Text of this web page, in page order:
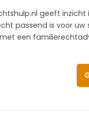
geeft
passend is voor
een